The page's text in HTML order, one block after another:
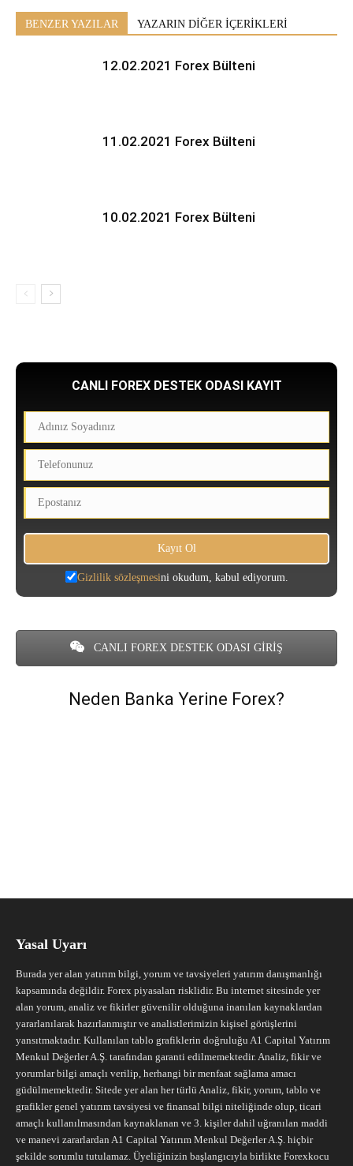
BENZER YAZILAR YAZARIN DİĞER İÇERİKLERİ
12.02.2021 Forex Bülteni
11.02.2021 Forex Bülteni
10.02.2021 Forex Bülteni
CANLI FOREX DESTEK ODASI KAYIT
Gizlilik sözleşmesini okudum, kabul ediyorum.
CANLI FOREX DESTEK ODASI GİRİŞ
Neden Banka Yerine Forex?
Yasal Uyarı
Burada yer alan yatırım bilgi, yorum ve tavsiyeleri yatırım danışmanlığı
kapsamında değildir. Forex piyasaları risklidir. Bu internet sitesinde yer
alan yorum, analiz ve fikirler güvenilir olduğuna inanılan kaynaklardan
yararlanılarak hazırlanmıştır ve analistlerimizin kişisel görüşlerini
yansıtmaktadır. Kullanılan tablo grafiklerin doğruluğu A1 Capital Yatırım
Menkul Değerler A.Ş. tarafından garanti edilmemektedir. Analiz, fikir ve
yorumlar bilgi amaçlı verilip, herhangi bir menfaat sağlama amacı
güdülmemektedir. Sitede yer alan her türlü Analiz, fikir, yorum, tablo ve
grafikler genel yatırım tavsiyesi ve finansal bilgi niteliğinde olup, ticari
amaçlı kullanılmasından kaynaklanan ve 3. kişiler dahil uğranılan maddi
ve manevi zararlardan A1 Capital Yatırım Menkul Değerler A.Ş. hiçbir
şekilde sorumlu tutulamaz. Üyeliğinizin başlangıcıyla birlikte Forexkocu